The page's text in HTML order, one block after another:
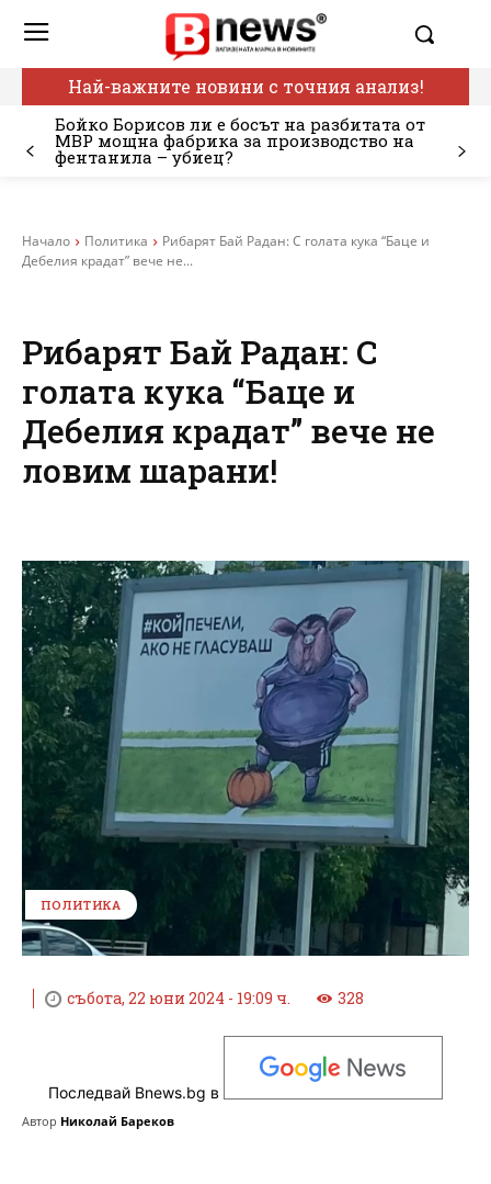
Най-важните новини с точния анализ!
Бойко Борисов ли е босът на разбитата от
МВР мощна фабрика за производство на
фентанила – убиец?
Начало Политика
Рибарят Бай Радан: С голата кука “Баце и
Дебелия крадат” вече не...
Рибарят Бай Радан: С
голата кука “Баце и
Дебелия крадат” вече не
ловим шарани!
ПОЛИТИКА
събота, 22 юни 2024 - 19:09 ч. 328
Последвай Bnews.bg в
Автор Николай Бареков